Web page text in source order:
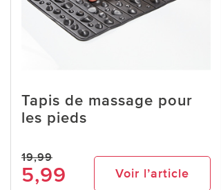
Tapis de massage pour
les pieds
19,99
5,99 Voir l’article